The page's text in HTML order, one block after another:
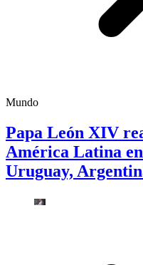
Mundo
Papa León XIV
América Latina
Uruguay,